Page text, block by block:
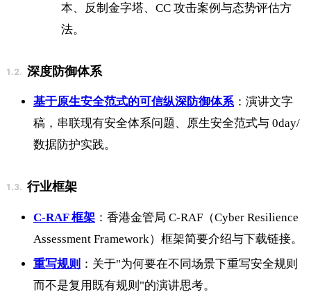
本、反制金字塔、CC 攻击案例与态势评估方
法。
深度防御体系
基于原生安全范式的可信纵深防御体系：演讲文字
稿，串联现有安全体系问题、原生安全范式与 0day/
数据防护实践。
行业框架
C-RAF 框架 ：香港金管局 C-RAF（Cyber Resilience
Assessment Framework）框架简要介绍与下载链接。
重写规则 ：关于"为何要在不同场景下重写安全规则
而不是复用既有规则"的演讲思考。